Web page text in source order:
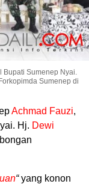
Bupati Sumenep Nyai.
Sumenep di
Achmad Fauzi,
Hj. Dewi
“yang konon